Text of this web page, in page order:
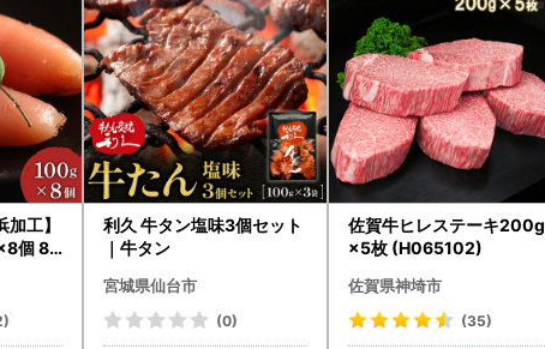
加工】
個 80
利久 牛タン塩味3個セット
｜牛タン
宮城県仙台市
(0)
佐賀牛ヒレステーキ200g
×5枚 (H065102)
佐賀県神埼市
(35)